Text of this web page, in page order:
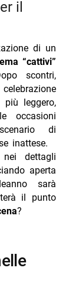
il
di un
“cattivi”
scontri,
leggero,
occasioni
di
inattese.
dettagli
aperta
sarà
il punto
?